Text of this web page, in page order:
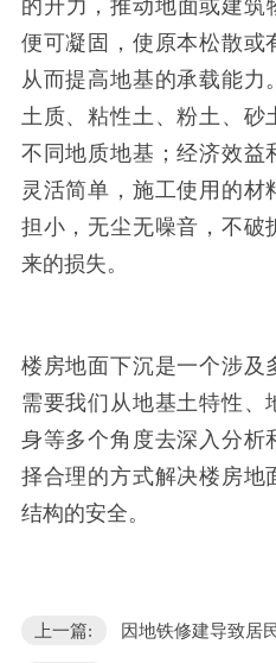
的升力，推动地面或建筑
便可凝固，使原本松散或
从而提高地基的承载能力
土质、粘性土、粉土、砂
不同地质地基；经济效益
灵活简单，施工使用的材
担小，无尘无噪音，不破
来的损失。
楼房地面下沉是一个涉及
需要我们从地基土特性、
身等多个角度去深入分析
择合理的方式解决楼房地
结构的安全。
上一篇: 因地铁修建导致居